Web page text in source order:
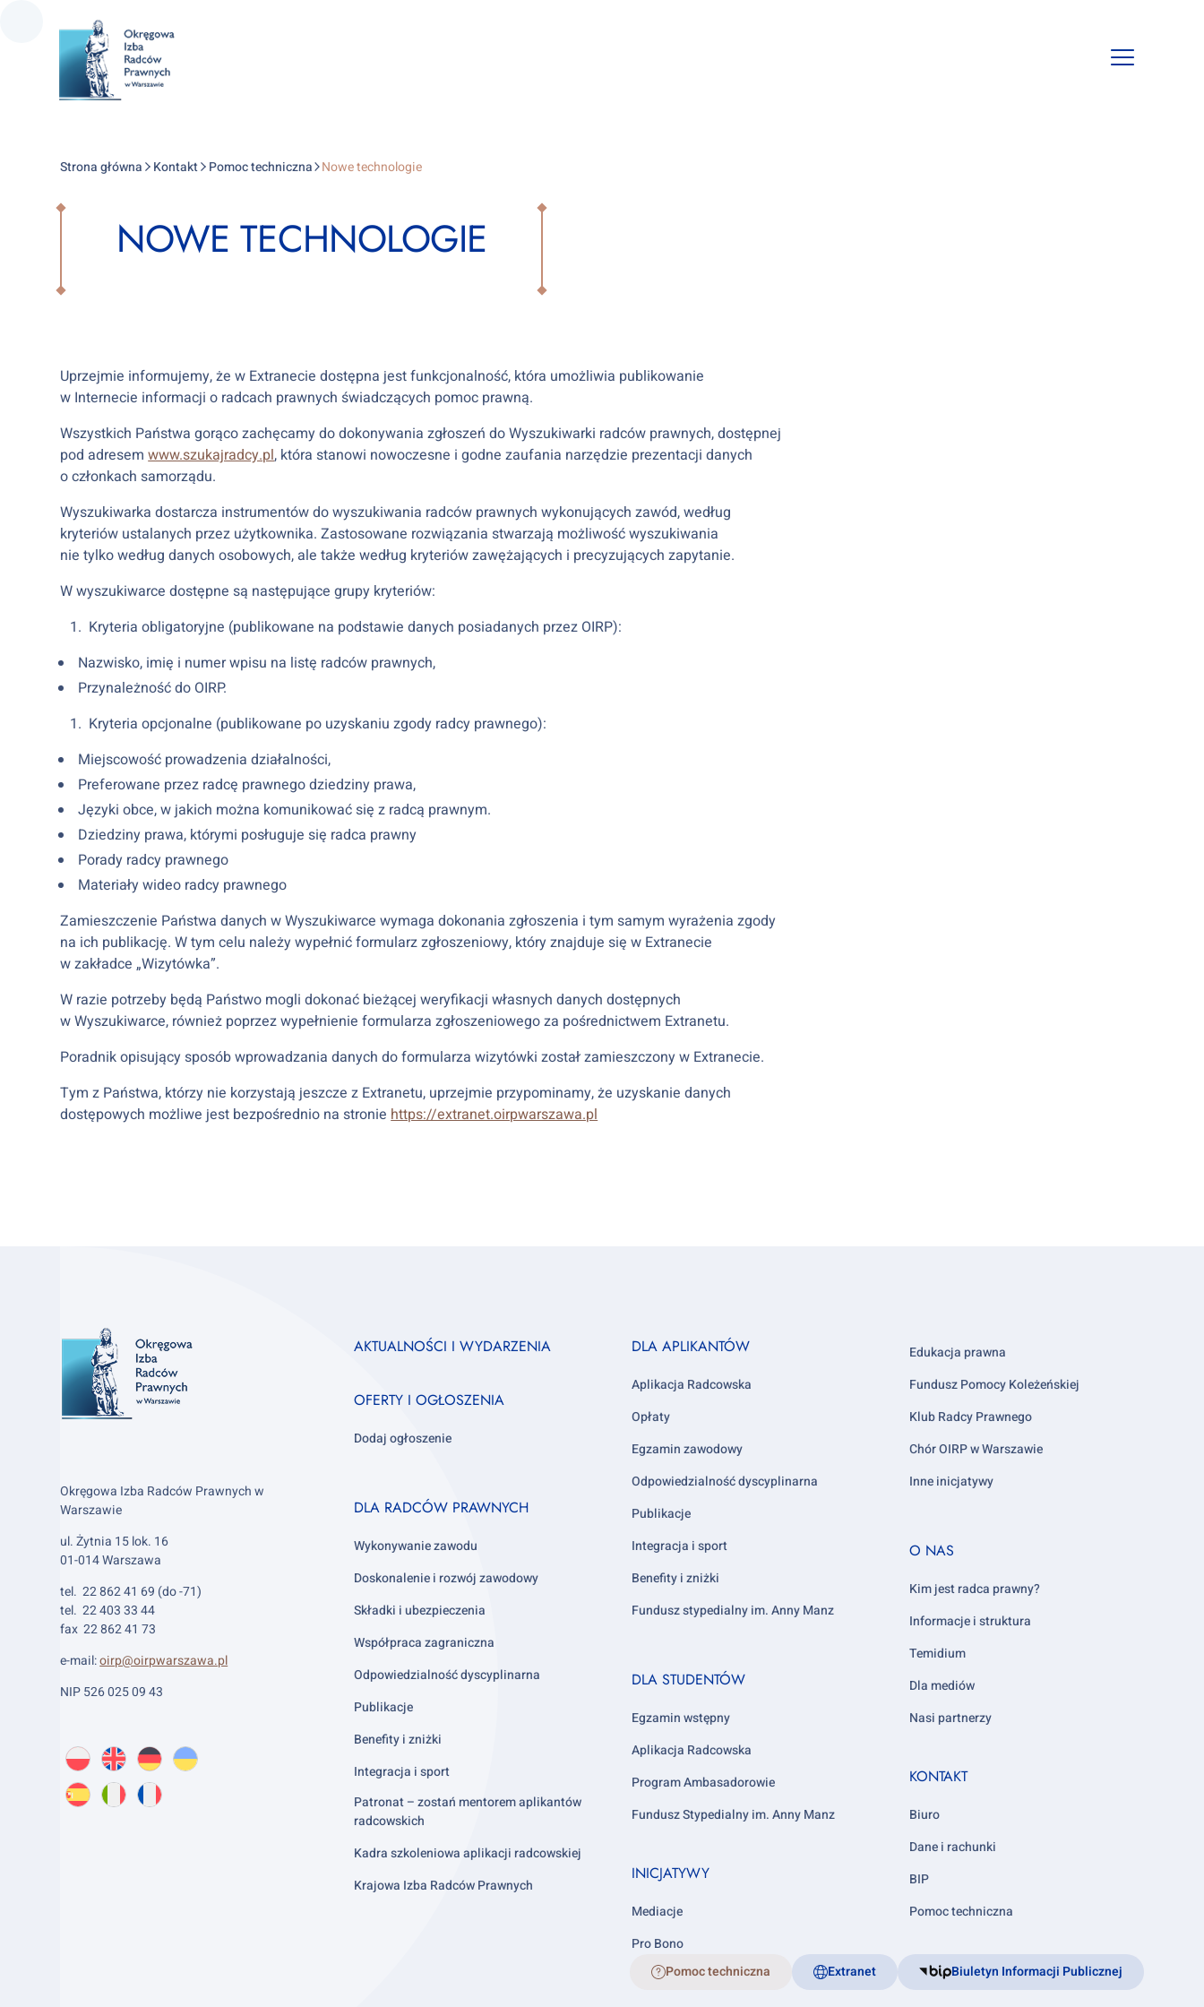
Open
Strona główna Kontakt Pomoc techniczna Nowe technologie
NOWE TECHNOLOGIE
Uprzejmie informujemy, że w Extranecie dostępna jest funkcjonalność, która umożliwia publikowanie
w Internecie informacji o radcach prawnych świadczących pomoc prawną.
Wszystkich Państwa gorąco zachęcamy do dokonywania zgłoszeń do Wyszukiwarki radców prawnych, dostępnej
pod adresemwww.szukajradcy.pl, która stanowi nowoczesne i godne zaufania narzędzie prezentacji danych
o członkach samorządu.
Wyszukiwarka dostarcza instrumentów do wyszukiwania radców prawnych wykonujących zawód, według
kryteriów ustalanych przez użytkownika. Zastosowane rozwiązania stwarzają możliwość wyszukiwania
nie tylko według danych osobowych, ale także według kryteriów zawężających i precyzujących zapytanie.
W wyszukiwarce dostępne są następujące grupy kryteriów:
Kryteria obligatoryjne (publikowane na podstawie danych posiadanych przez OIRP):
Nazwisko, imię i numer wpisu na listę radców prawnych,
Przynależność do OIRP.
Kryteria opcjonalne (publikowane po uzyskaniu zgody radcy prawnego):
Miejscowość prowadzenia działalności,
Preferowane przez radcę prawnego dziedziny prawa,
Języki obce, w jakich można komunikować się z radcą prawnym.
Dziedziny prawa, którymi posługuje się radca prawny
Porady radcy prawnego
Materiały wideo radcy prawnego
Zamieszczenie Państwa danych w Wyszukiwarce wymaga dokonania zgłoszenia i tym samym wyrażenia zgody
na ich publikację. W tym celu należy wypełnić formularz zgłoszeniowy, który znajduje się w Extranecie
w zakładce „Wizytówka”.
W razie potrzeby będą Państwo mogli dokonać bieżącej weryfikacji własnych danych dostępnych
w Wyszukiwarce, również poprzez wypełnienie formularza zgłoszeniowego za pośrednictwem Extranetu.
Poradnik opisujący sposób wprowadzania danych do formularza wizytówki został zamieszczony w Extranecie.
Tym z Państwa, którzy nie korzystają jeszcze z Extranetu, uprzejmie przypominamy, że uzyskanie danych
dostępowych możliwe jest bezpośrednio na stroniehttps://extranet.oirpwarszawa.pl
Okręgowa Izba Radców Prawnych w
Warszawie
ul. Żytnia 15 lok. 16
01-014 Warszawa
tel. 22 862 41 69 (do -71)
tel. 22 403 33 44
fax 22 862 41 73
e-mail:oirp@oirpwarszawa.pl
NIP 526 025 09 43
Wybierz
język:
PL
O
nas
EN
About
us
DE
About
us
UK
About
ES
AboutIT
AboutFR
About
Footer
AKTUALNOŚCI I WYDARZENIA
OFERTY I OGŁOSZENIA
Dodaj ogłoszenie
Footer
2
DLA RADCÓW PRAWNYCH
Wykonywanie zawodu
Doskonalenie i rozwój zawodowy
Składki i ubezpieczenia
Współpraca zagraniczna
Odpowiedzialność dyscyplinarna
Publikacje
Benefity i zniżki
Integracja i sport
Patronat – zostań mentorem aplikantów
radcowskich
Kadra szkoleniowa aplikacji radcowskiej
Krajowa Izba Radców Prawnych
Footer
3
DLA APLIKANTÓW
Aplikacja Radcowska
Opłaty
Egzamin zawodowy
Odpowiedzialność dyscyplinarna
Publikacje
Integracja i sport
Benefity i zniżki
Fundusz stypedialny im. Anny Manz
Footer
4
DLA STUDENTÓW
Egzamin wstępny
Aplikacja Radcowska
Program Ambasadorowie
Fundusz Stypedialny im. Anny Manz
INICJATYWY
Mediacje
Pro Bono
Edukacja prawna
Fundusz Pomocy Koleżeńskiej
Klub Radcy Prawnego
Chór OIRP w Warszawie
Inne inicjatywy
Footer
5
O NAS
Kim jest radca prawny?
Informacje i struktura
Temidium
Dla mediów
Nasi partnerzy
KONTAKT
Biuro
Dane i rachunki
BIP
Pomoc techniczna
Pomoc techniczna Extranet Biuletyn Informacji Publicznej